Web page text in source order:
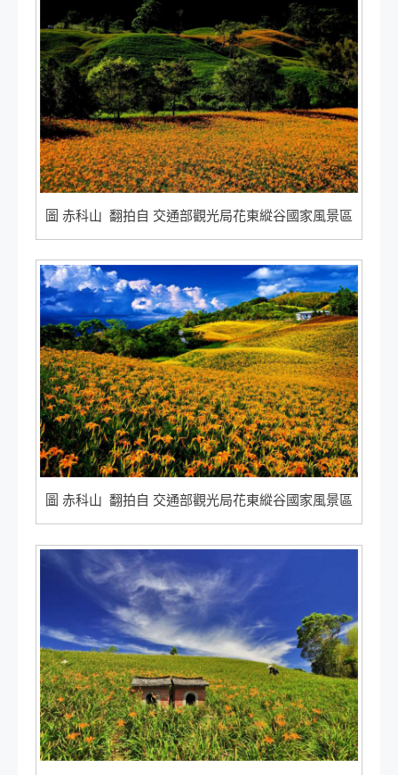
圖 赤科山 翻拍自 交通部觀光局花東縱谷國家風景區
圖 赤科山 翻拍自 交通部觀光局花東縱谷國家風景區